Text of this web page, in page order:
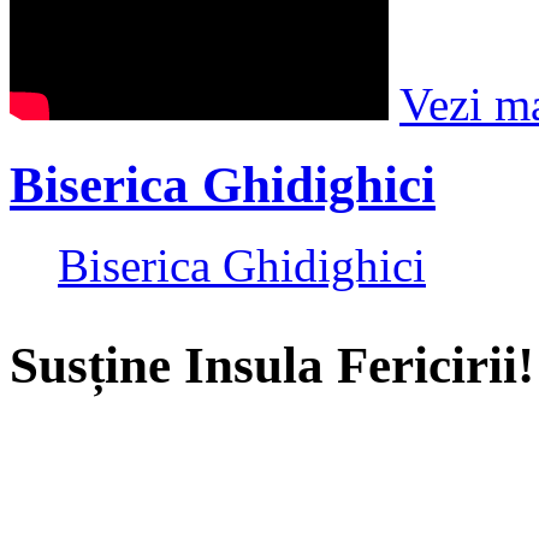
Vezi
Biserica Ghidighici
Biserica Ghidighici
Susține Insula Fericirii!